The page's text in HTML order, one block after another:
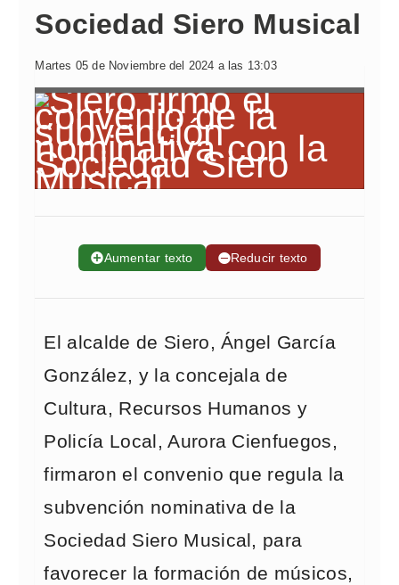
Sociedad Siero Musical
Martes 05 de Noviembre del 2024 a las 13:03
➕Aumentar texto ➖Reducir texto
El alcalde de Siero, Ángel García
González, y la concejala de
Cultura, Recursos Humanos y
Policía Local, Aurora Cienfuegos,
firmaron el convenio que regula la
subvención nominativa de la
Sociedad Siero Musical, para
favorecer la formación de músicos,